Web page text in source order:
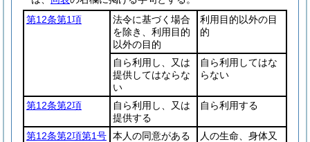
第12条第1項
法令に基づく場合
を除き、利用目的
以外の目的
利用目的以外の目
的
自ら利用し、又は
提供してはならな
い
自ら利用してはな
らない
第12条第2項
自ら利用し、又は
提供する
自ら利用する
第12条第2項第1号 本人の同意がある
人の生命、身体又